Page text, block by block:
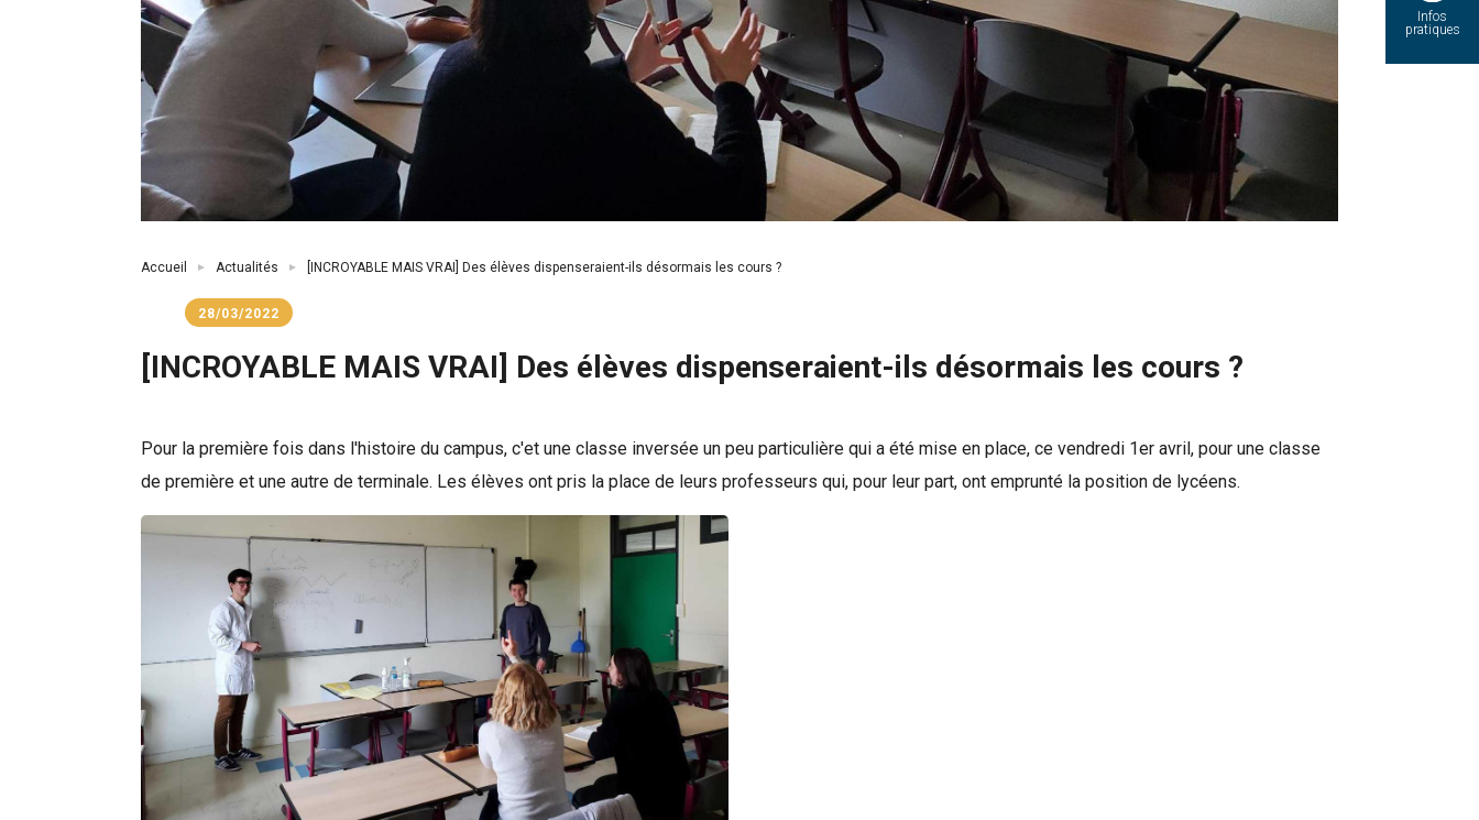
Infos
pratiques
Fil
Accueil Actualités [INCROYABLE MAIS VRAI] Des élèves dispenseraient-ils désormais les cours ?
28/03/2022
[INCROYABLE MAIS VRAI] Des élèves dispenseraient-ils désormais les cours ?
Pour la première fois dans l'histoire du campus, c'et une classe inversée un peu particulière qui a été mise en place, ce vendredi 1er avril, pour une classe
de première et une autre de terminale. Les élèves ont pris la place de leurs professeurs qui, pour leur part, ont emprunté la position de lycéens.